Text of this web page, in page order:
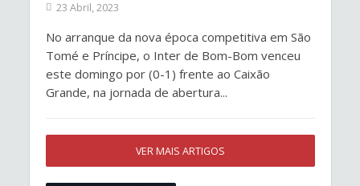
23 Abril, 2023
No arranque da nova época competitiva em São
Tomé e Príncipe, o Inter de Bom-Bom venceu
este domingo por (0-1) frente ao Caixão
Grande, na jornada de abertura...
VER MAIS ARTIGOS